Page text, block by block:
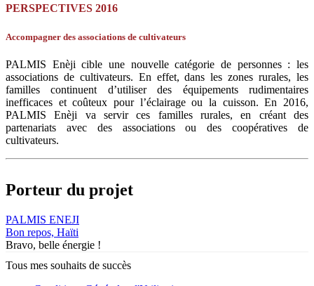
PERSPECTIVES 2016
Accompagner des associations de cultivateurs
PALMIS Enèji cible une nouvelle catégorie de personnes : les
associations de cultivateurs. En effet, dans les zones rurales, les
familles continuent d’utiliser des équipements rudimentaires
inefficaces et coûteux pour l’éclairage ou la cuisson. En 2016,
PALMIS Enèji va servir ces familles rurales, en créant des
partenariats avec des associations ou des coopératives de
cultivateurs.
Porteur du projet
PALMIS ENEJI
Bon repos, Haïti
Bravo, belle énergie !
Tous mes souhaits de succès